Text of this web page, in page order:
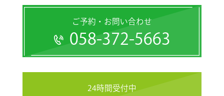
ご予約・お問い合わせ
058-372-5663
24時間受付中